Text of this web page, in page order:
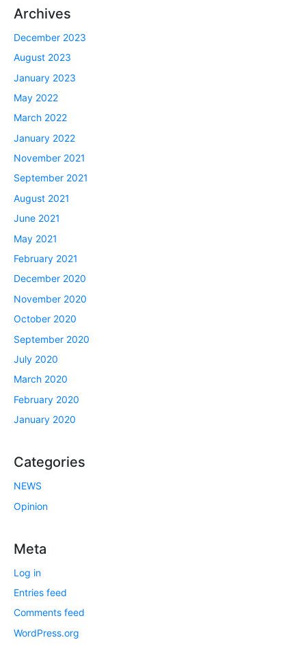
Archives
December 2023
August 2023
January 2023
May 2022
March 2022
January 2022
November 2021
September 2021
August 2021
June 2021
May 2021
February 2021
December 2020
November 2020
October 2020
September 2020
July 2020
March 2020
February 2020
January 2020
Categories
NEWS
Opinion
Meta
Log in
Entries feed
Comments feed
WordPress.org